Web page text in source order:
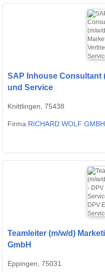
SAP Inhouse Consultant
und Service
Knittlingen, 75438
Firma:RICHARD WOLF GMBH
Teamleiter (m/w/d)
GmbH
Eppingen, 75031